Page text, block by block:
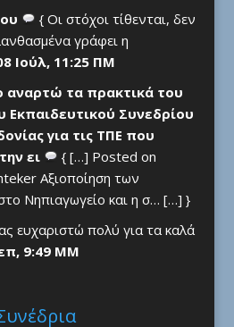
{ Οι στόχοι τίθενται, δεν
γράφει η
Ιούλ, 11:25 ΠΜ
αναρτώ τα πρακτικά του
Εκπαιδευτικού Συνεδρίου
για τις ΤΠΕ που
ει
{ […] Posted on
Αξιοποίηση των
Νηπιαγωγείο και η σ… […] }
ευχαριστώ πολύ για τα καλά
9:49 ΜΜ